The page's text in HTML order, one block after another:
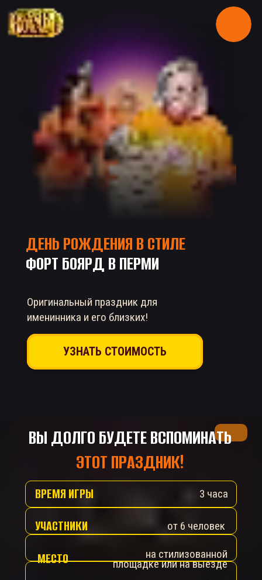
УЗНАТЬ СТОИМОСТЬ
Оригинальный праздник для
именинника и его близких!
ДЕНЬ РОЖДЕНИЯ В СТИЛЕ
ФОРТ БОЯРДВ ПЕРМИ
на стилизованной
площадке или на выезде
от 6 человек
3 часа
МЕСТО
УЧАСТНИКИ
ВРЕМЯ ИГРЫ
ВЫ ДОЛГО БУДЕТЕ ВСПОМИНАТЬ
ЭТОТ ПРАЗДНИК!